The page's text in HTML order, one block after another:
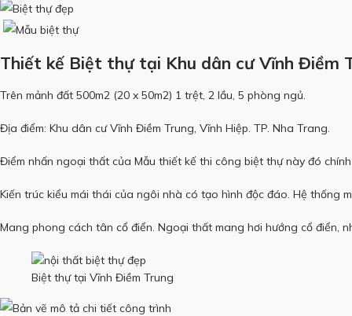
Thiết kế Biệt thự tại Khu dân cư Vĩnh Điềm
Trên mảnh đất 500m2 (20 x 50m2) 1 trệt, 2 lầu, 5 phòng ngủ.
Địa điểm: Khu dân cư Vĩnh Điềm Trung, Vĩnh Hiệp. TP. Nha Trang.
Điểm nhấn ngoại thất của Mẫu thiết kế thi công biệt thự này đó
Kiến trúc kiểu mái thái của ngôi nhà có tạo hình độc đáo. Hệ thống
Mang phong cách tân cổ điển. Ngoại thất mang hơi hướng cổ điển,
Biệt thự tại Vĩnh Điềm Trung